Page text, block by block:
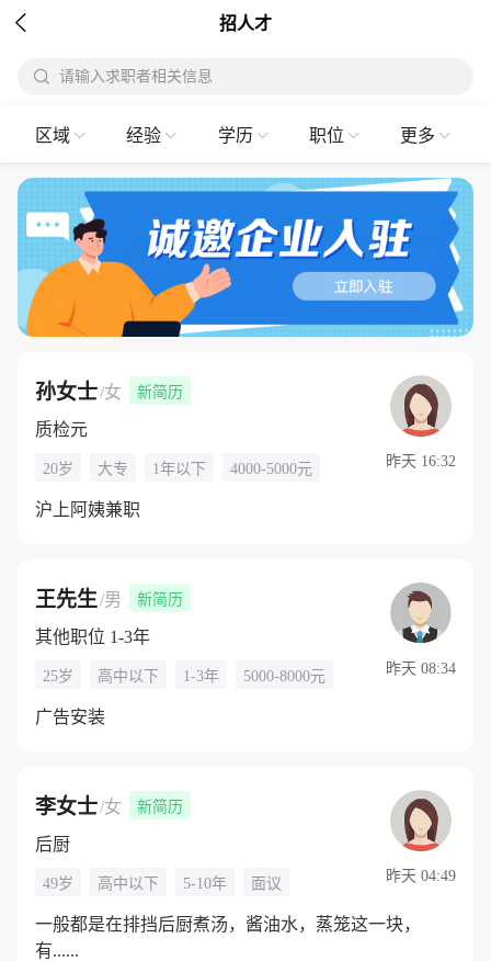
 招人才
 请输入求职者相关信息
区域  经验  学历  职位  更多 
孙女士/女 新简历
质检元
20岁 大专 1年以下 4000-5000元 昨天 16:32
沪上阿姨兼职
王先生/男 新简历
其他职位 1-3年
25岁 高中以下 1-3年 5000-8000元 昨天 08:34
广告安装
李女士/女 新简历
后厨
49岁 高中以下 5-10年 面议 昨天 04:49
一般都是在排挡后厨煮汤，酱油水，蒸笼这一块，
有......